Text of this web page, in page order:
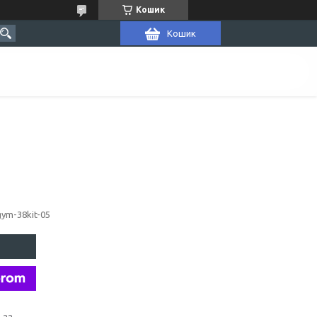
Кошик
Кошик
38kit-05